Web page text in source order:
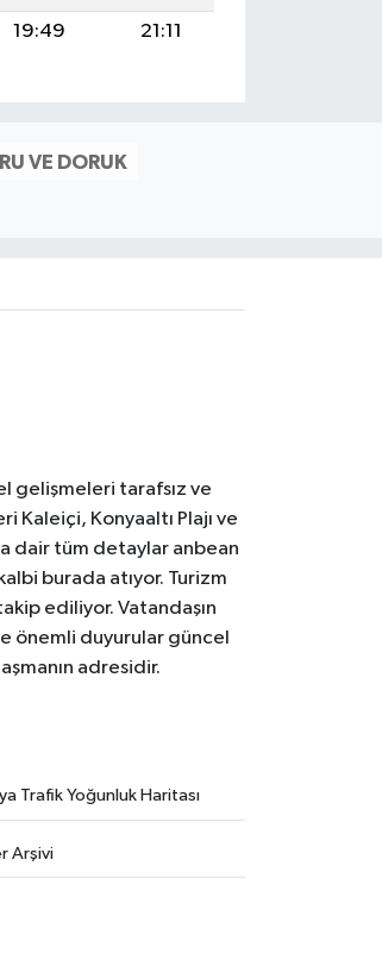
19:49 21:11
VE DORUK
gelişmeleri tarafsız ve
Kaleiçi, Konyaaltı Plajı ve
dair tüm detaylar anbean
burada atıyor. Turizm
ediliyor. Vatandaşın
önemli duyurular güncel
adresidir.
Trafik Yoğunluk Haritası
Arşivi